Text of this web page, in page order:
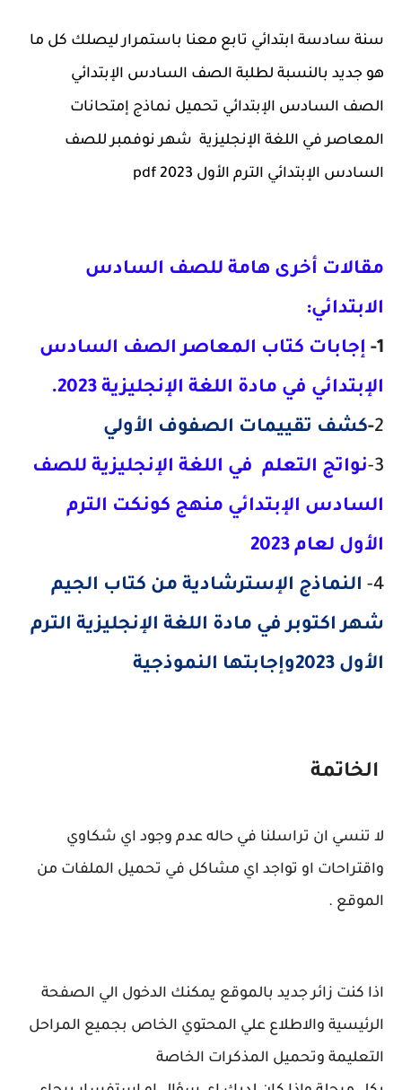
سنة سادسة ابتدائي تابع معنا باستمرار ليصلك كل ما
هو جديد بالنسبة لطلبة الصف السادس الإبتدائي
الصف السادس الإبتدائي تحميل نماذج إمتحانات
المعاصر في اللغة الإنجليزية شهر نوفمبر للصف
السادس الإبتدائي الترم الأول 2023 pdf
مقالات أخرى هامة للصف السادس
الابتدائي:
1-
إجابات كتاب المعاصر الصف السادس
الإبتدائي في مادة اللغة الإنجليزية 2023.
2
-كشف تقييمات الصفوف الأولي
3- نواتج التعلم في اللغة الإنجليزية للصف
السادس الإبتدائي منهج كونكت الترم
الأول لعام 2023
4-
النماذج الإسترشادية من كتاب الجيم
شهر اكتوبر في مادة اللغة الإنجليزية الترم
الأول 2023وإجابتها النموذجية
الخاتمة
لا تنسي ان تراسلنا في حاله عدم وجود اي شكاوي
واقتراحات او تواجد اي مشاكل في تحميل الملفات من
الموقع .
اذا كنت زائر جديد بالموقع يمكنك الدخول الي الصفحة
الرئيسية والاطلاع علي المحتوي الخاص بجميع المراحل
التعليمة وتحميل المذكرات الخاصة